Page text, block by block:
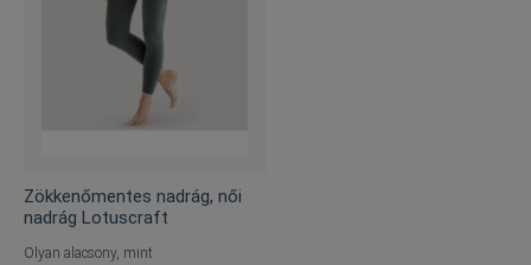
Zökkenőmentes nadrág, női
nadrág Lotuscraft
Olyan alacsony, mint